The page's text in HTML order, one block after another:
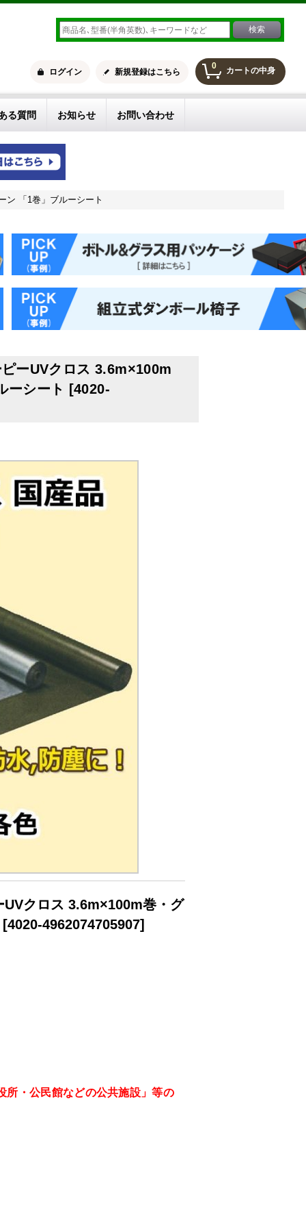
0 カートの中身
ログイン 新規登録はこちら
る質問 お知らせ お問い合わせ
ン 「1巻」ブルーシート
ーUVクロス 3.6m×100m
ーシート
[4020-
クロス 3.6m×100m巻・グ
[4020-4962074705907]
所・公民館などの公共施設」等の